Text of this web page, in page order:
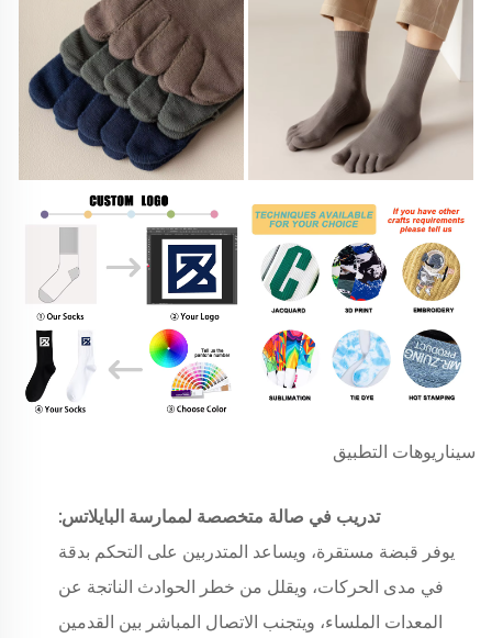
سيناريوهات التطبيق
تدريب في صالة متخصصة لممارسة البايلاتس:
يوفر قبضة مستقرة، ويساعد المتدربين على التحكم بدقة
في مدى الحركات، ويقلل من خطر الحوادث الناتجة عن
المعدات الملساء، ويتجنب الاتصال المباشر بين القدمين